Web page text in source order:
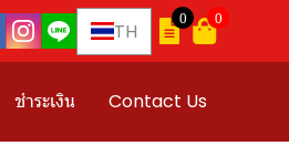
TH
0 0
ชำระเงิน Contact Us